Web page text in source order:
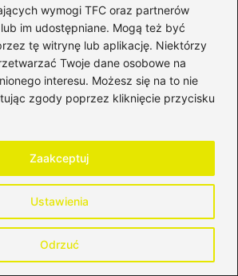
wymogi TFC oraz partnerów
im udostępniane. Mogą też być
tę witrynę lub aplikację. Niektórzy
Twoje dane osobowe na
interesu. Możesz się na to nie
zgody poprzez kliknięcie przycisku
Ustawienia
Odrzuć
Zaakceptuj
dane w tej przeglądarce
kolejnych komentarzy.